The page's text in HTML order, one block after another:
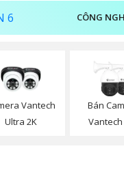
6 CÔNG
Vantech
Ultra 2K
Bán
Vantech